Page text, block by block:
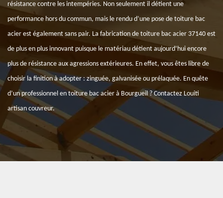
résistance contre les intempéries. Non seulement il détient une
performance hors du commun, mais le rendu d’une pose de toiture bac
acier est également sans pair. La fabrication de toiture bac acier 37140 est
de plus en plus innovant puisque le matériau détient aujourd’hui encore
plus de résistance aux agressions extérieures. En effet, vous êtes libre de
choisir la finition à adopter : zinguée, galvanisée ou prélaquée. En quête
d’un professionnel en toiture bac acier à Bourgueil ? Contactez Louiti
artisan couvreur.